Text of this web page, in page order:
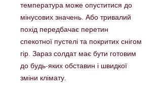
температура може опуститися до
мінусових значень. Або тривалий
похід передбачає перетин
спекотної пустелі та покритих снігом
гір. Зараз солдат має бути готовим
до будь-яких обставин і швидкої
зміни клімату.